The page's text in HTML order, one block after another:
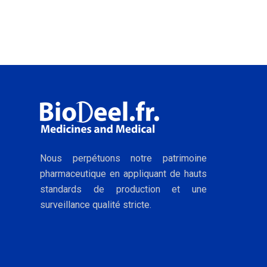
Nous perpétuons notre patrimoine
pharmaceutique en appliquant de hauts
standards de production et une
surveillance qualité stricte.